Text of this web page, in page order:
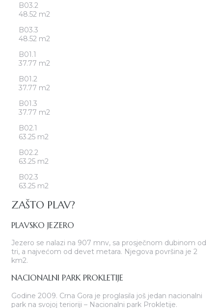
B03.2
48.52 m2
B03.3
48.52 m2
B01.1
37.77 m2
B01.2
37.77 m2
B01.3
37.77 m2
B02.1
63.25 m2
B02.2
63.25 m2
B02.3
63.25 m2
ZAŠTO PLAV?
PLAVSKO JEZERO
Jezero se nalazi na 907 mnv, sa prosječnom dubinom od
tri, a najvećom od devet metara. Njegova površina je 2
km2.
NACIONALNI PARK PROKLETIJE
Godine 2009. Crna Gora je proglasila još jedan nacionalni
park na svojoj terioriji – Nacionalni park Prokletije.